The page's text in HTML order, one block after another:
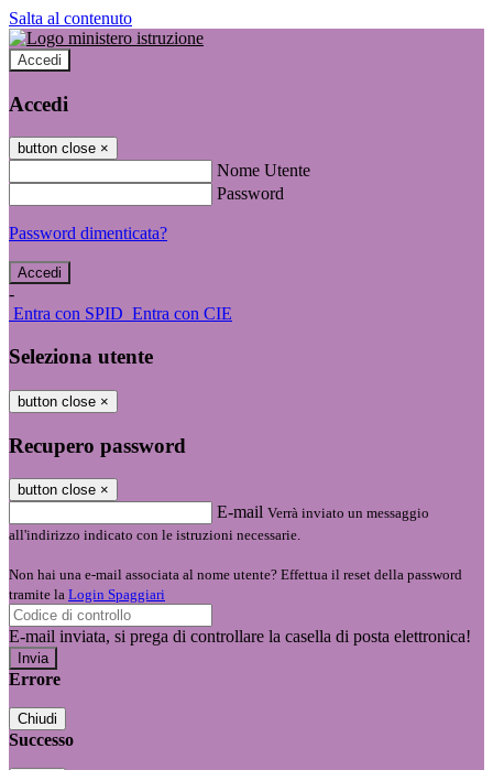
Salta al contenuto
Accedi
Accedi
button close ×
Nome Utente
Password
Password dimenticata?
-
Entra con SPID Entra con CIE
Seleziona utente
button close ×
Recupero password
button close ×
E-mail Verrà inviato un messaggio
all'indirizzo indicato con le istruzioni necessarie.
Non hai una e-mail associata al nome utente? Effettua il reset della password
tramite la Login Spaggiari
E-mail inviata, si prega di controllare la casella di posta elettronica!
Errore
Chiudi
Successo